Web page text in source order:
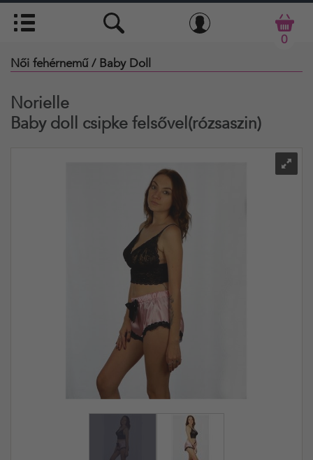
0
Női fehérnemű / Baby Doll
Norielle
Baby doll csipke felsővel(rózsaszin)